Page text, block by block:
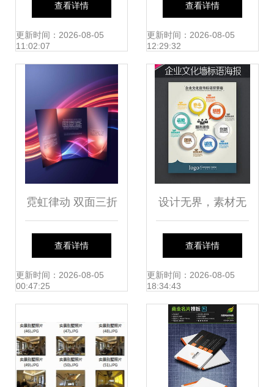
一个57.24MB的宝
查看详情
更新时间：2026-08-05
11:02:07
设计的高清案例图
赏——西风东韵的
视觉魔法
查看详情
更新时间：2026-08-05
12:29:32
霓虹律动 双面三折
小册子商业模板的
设计与考量
查看详情
更新时间：2026-08-05
00:47:25
设计无界，素材无
忧 精品平面设计图
的获取与运用
查看详情
更新时间：2026-08-05
18:34:43